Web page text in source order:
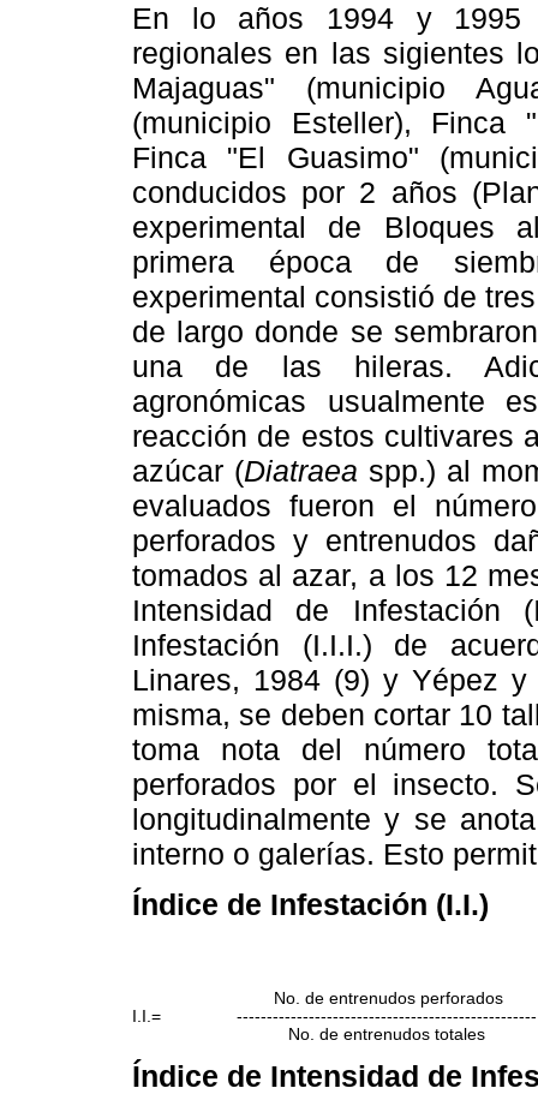
En lo años 1994 y 1995
regionales en las sigientes
Majaguas" (municipio
(municipio Esteller), Finca
Finca "El Guasimo"
conducidos por 2 años
experimental de Bloques
primera época de
experimental consistió de
de largo donde se
una de las hileras.
agronómicas usualmente
reacción de estos cultivares
azúcar (Diatraea spp.) al
evaluados fueron el
perforados y entrenudos
tomados al azar, a los 12
Intensidad de
Infestación (I.I.I.) de
Linares, 1984 (9) y Yépez
misma, se deben cortar 10
toma nota del número
perforados por el insecto.
longitudinalmente y se
interno o galerías. Esto
Índice de Infestación (I.I.)
I.I.=
No. de entrenudos perforados
--------------------------------------------------
No. de entrenudos totales
Índice de Intensidad de